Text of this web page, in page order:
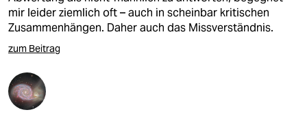
mir leider ziemlich oft – auch in scheinbar kritischen
Zusammenhängen. Daher auch das Missverständnis.
zum Beitrag